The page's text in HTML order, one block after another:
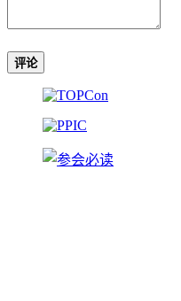
评论